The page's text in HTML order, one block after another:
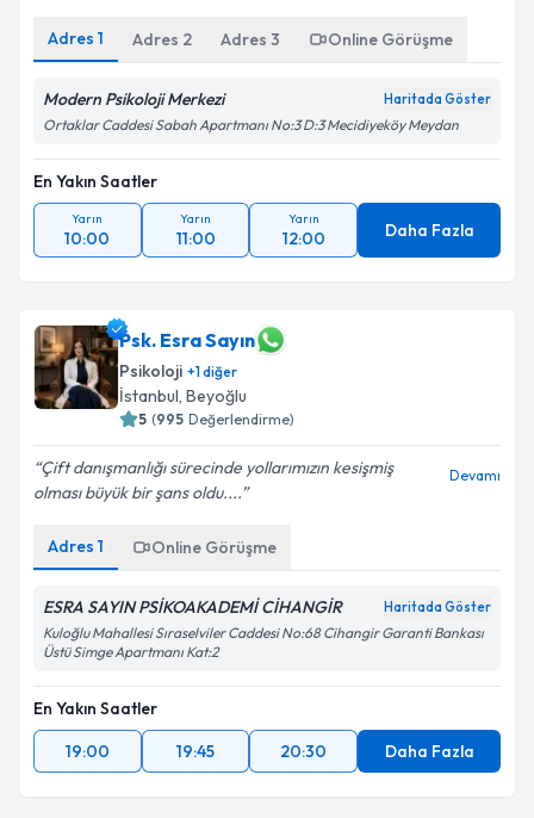
Adres 1 Adres 2 Adres 3 Online Görüşme
Modern Psikoloji Merkezi Haritada Göster
Ortaklar Caddesi Sabah Apartmanı No:3 D:3 Mecidiyeköy Meydan
En Yakın Saatler
Yarın
10:00
Yarın
11:00
Yarın
12:00 Daha Fazla
Psk. Esra Sayın
Psikoloji +1diğer
İstanbul, Beyoğlu
5 (995 Değerlendirme)
Çift danışmanlığı sürecinde yollarımızın kesişmiş
olması büyük bir şans oldu....
Devamı
Adres 1 Online Görüşme
ESRA SAYIN PSİKOAKADEMİ CİHANGİR Haritada Göster
Kuloğlu Mahallesi Sıraselviler Caddesi No:68 Cihangir Garanti Bankası
Üstü Simge Apartmanı Kat:2
En Yakın Saatler
19:00
19:45 20:30 Daha Fazla